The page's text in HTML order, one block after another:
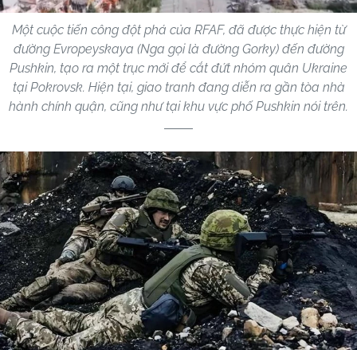
Một cuộc tiến công đột phá của RFAF, đã được thực hiện từ
đường Evropeyskaya (Nga gọi là đường Gorky) đến đường
Pushkin, tạo ra một trục mới để cắt đứt nhóm quân Ukraine
tại Pokrovsk. Hiện tại, giao tranh đang diễn ra gần tòa nhà
hành chính quận, cũng như tại khu vực phố Pushkin nói trên.